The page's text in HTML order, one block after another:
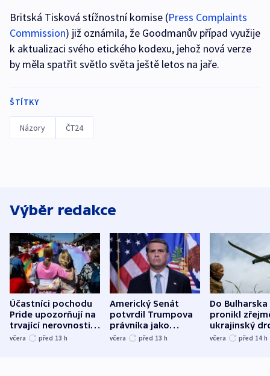
Britská Tisková stížnostní komise (Press Complaints
Commission) již oznámila, že Goodmanův případ využije
k aktualizaci svého etického kodexu, jehož nová verze
by měla spatřit světlo světa ještě letos na jaře.
ŠTÍTKY
Názory ČT24
Výběr redakce
Účastníci pochodu
Pride upozorňují na
trvající nerovnosti i
společenskou
včera před 13 h
Americký Senát
potvrdil Trumpova
právníka jako
ministra
včera před 13 h
Do Bulharska
pronikl
ukrajinský
explodoval
včera před 14 h